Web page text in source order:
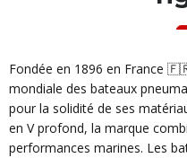
Fondée en 1896 en France
mondiale des bateaux
pour la solidité de ses
en V profond, la marque
performances marines. Les